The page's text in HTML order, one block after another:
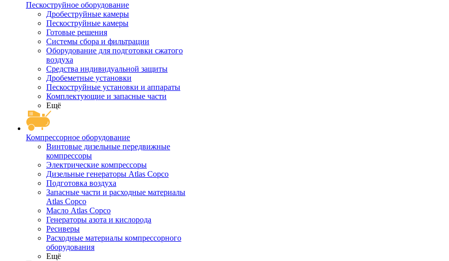
Пескоструйное оборудование
Дробеструйные камеры
Пескоструйные камеры
Готовые решения
Системы сбора и фильтрации
Оборудование для подготовки сжатого
воздуха
Средства индивидуальной защиты
Дробеметные установки
Пескоструйные установки и аппараты
Комплектующие и запасные части
Ещё
Компрессорное оборудование
Винтовые дизельные передвижные
компрессоры
Электрические компрессоры
Дизельные генераторы Atlas Copco
Подготовка воздуха
Запасные части и расходные материалы
Atlas Copco
Масло Atlas Copco
Генераторы азота и кислорода
Ресиверы
Расходные материалы компрессорного
оборудования
Ещё